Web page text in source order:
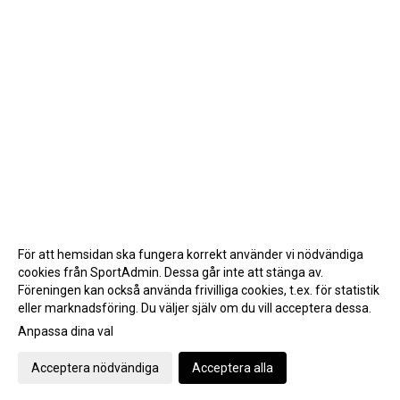
Gå till Webbversion
För att hemsidan ska fungera korrekt använder vi nödvändiga
cookies från SportAdmin. Dessa går inte att stänga av.
Föreningen kan också använda frivilliga cookies, t.ex. för statistik
eller marknadsföring. Du väljer själv om du vill acceptera dessa.
Anpassa dina val
Acceptera nödvändiga Acceptera alla